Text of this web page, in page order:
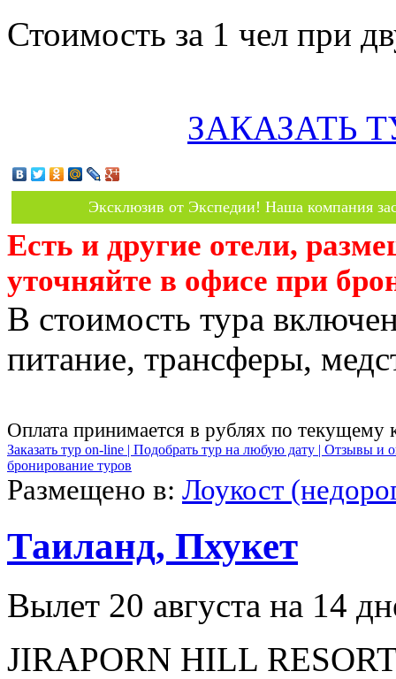
Стоимость за 1 чел при
ЗАКАЗАТЬ
Эксклюзив от Экспедии! Наша компания
Есть и другие отели,
уточняйте в офисе при
В стоимость тура
питание, трансферы,
Оплата принимается в рублях по текущему
Заказать тур on-line | Подобрать тур на любую дату | Отзывы и
бронирование туров
Размещено в: Лоукост
Таиланд, Пхукет
Вылет 20 августа на 14
JIRAPORN HILL